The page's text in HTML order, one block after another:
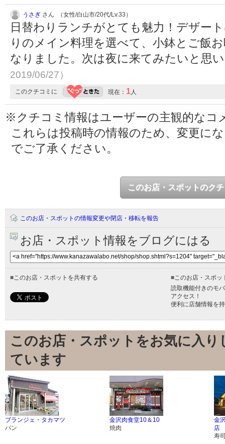
うさぎ さん （女性/白山市/20代/Lv.33）
日替わりランチがとても魅力！デザー
りのメイン料理を選べて、小鉢とご飯
なりました。次は夜に来てみたいと思
2019/06/27）
このクチコミに 現在： 1 人
※クチコミ情報はユーザーの主観的なコ
これらは投稿時の情報のため、変更に
でご了承ください。
このお店・スポットのク
このお店・スポットの情報変更や閉店・移転を報告
お店・スポット情報をブログにはる
■ このお店・スポットを共有する ■ このお店・スポ
読取機能付きのモ
アクセス！
便利に店舗情報を
このお店・スポットをお気に入
ています
ブランジェ・タカマツ
パン
金沢肉食堂10＆10
焼肉
金
店
寿